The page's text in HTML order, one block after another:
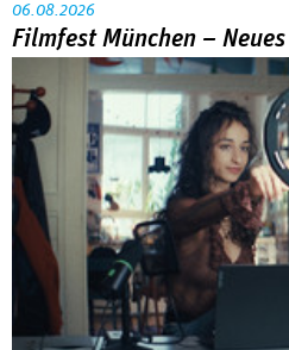
06.08.2026
Filmfest München –